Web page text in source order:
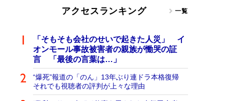
アクセスランキング 一覧
「そもそも会社のせいで起きた人災」 イ
オンモール事故被害者の親族が慟哭の証
言 「最後の言葉は…」
“爆死”報道の「のん」13年ぶり連ドラ本格復帰
それでも視聴者の評判が上々な理由